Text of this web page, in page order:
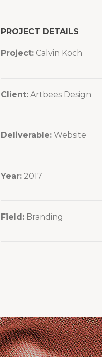
PROJECT DETAILS
Project: Calvin Koch
Client: Artbees Design
Deliverable: Website
Year: 2017
Field: Branding